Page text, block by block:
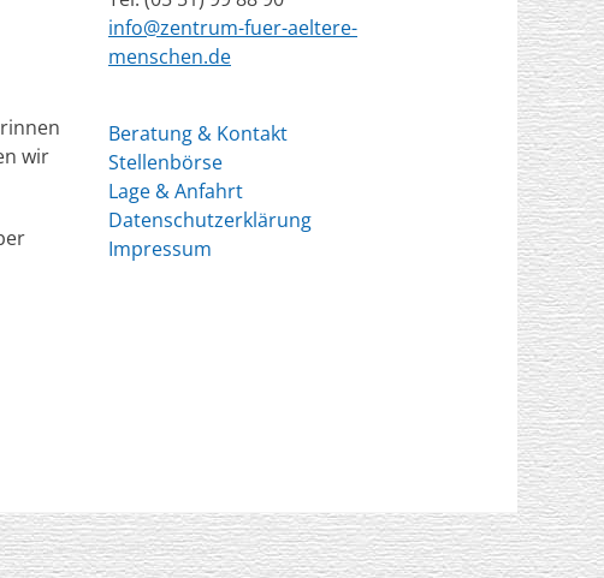
wir
info@zentrum-fuer-aeltere-
menschen.de
Beratung & Kontakt
Stellenbörse
Lage & Anfahrt
Datenschutzerklärung
Impressum
vonCatch Themes